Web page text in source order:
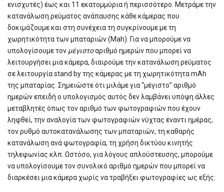
ενισχυτές) έως και 11 εκατομμύρια ή περισσότερο. Μετράμε την
κατανάλωση ρεύματος ανάπαυσης κάθε κάμερας που
δοκιμάζουμε και στη συνέχεια τη συγκρίνουμε με τη
χωρητικότητα των μπαταριών (Mah). Για να μπορούμε να
υπολογίσουμε τον μέγιστοαριθμό ημερών που μπορεί να
λειτουργήσει μια κάμερα, διαιρούμε την κατανάλωση ρεύματος
σε λειτουργία stand by της κάμερας με τη χωρητικότητα mAh
της μπαταρίας. Σημειώστε ότι μιλάμε για “μέγιστο” αριθμό
ημερών επειδή ο υπολογισμός αυτός δεν λαμβάνει υπόψη άλλες
μεταβλητές όπως τον αριθμό των φωτογραφιών που έχουν
ληφθεί, την αναλογία των φωτογραφιών νύχτας έναντι ημέρας,
τον ρυθμό αυτοκατανάλωσης των μπαταριών, τη καθαρής
κατανάλωση ανά φωτογραφία, τη χρήση δικτύου κινητής
τηλεφωνίας κλπ. Ωστόσο, για λόγους απλούστευσης, μπορούμε
να υπολογίσουμε τον συνολικό αριθμό ημερών που μπορεί να
διαρκέσει μια κάμερα χωρίς να τραβήξει φωτογραφίες ως εξής: